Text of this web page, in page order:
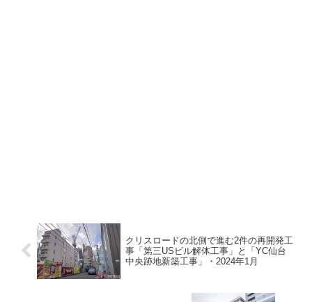
クリスロードの北側で進む2件の再開発工
事「第三USビル解体工事」と「YC仙台
中央跡地新築工事」・2024年1月